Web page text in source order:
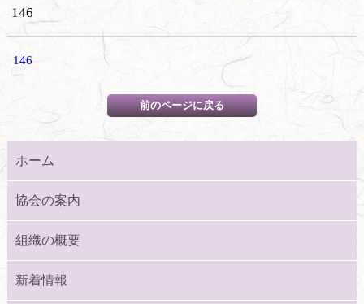
146
146
ホーム
協会の案内
組織の概要
新着情報